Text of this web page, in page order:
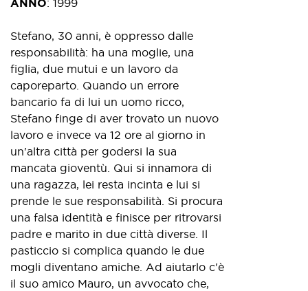
ANNO: 1999
Stefano, 30 anni, è oppresso dalle
responsabilità: ha una moglie, una
figlia, due mutui e un lavoro da
caporeparto. Quando un errore
bancario fa di lui un uomo ricco,
Stefano finge di aver trovato un nuovo
lavoro e invece va 12 ore al giorno in
un'altra città per godersi la sua
mancata gioventù. Qui si innamora di
una ragazza, lei resta incinta e lui si
prende le sue responsabilità. Si procura
una falsa identità e finisce per ritrovarsi
padre e marito in due città diverse. Il
pasticcio si complica quando le due
mogli diventano amiche. Ad aiutarlo c'è
il suo amico Mauro, un avvocato che,